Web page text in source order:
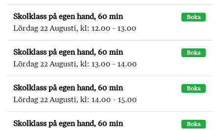
Skolklass på egen hand, 60 min Boka
Lördag 22 Augusti, kl: 12.00 - 13.00
Skolklass på egen hand, 60 min Boka
Lördag 22 Augusti, kl: 13.00 - 14.00
Skolklass på egen hand, 60 min Boka
Lördag 22 Augusti, kl: 14.00 - 15.00
Skolklass på egen hand, 60 min Boka